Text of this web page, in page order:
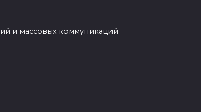
и массовых коммуникаций